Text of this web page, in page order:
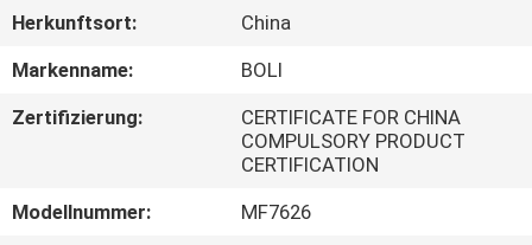
VIDEOS
UNS
WERKSBESICHTIGUNG
Herkunftsort:
China
Markenname:
BOLI
Zertifizierung:
CERTIFICATE FOR CHINA
COMPULSORY PRODUCT
CERTIFICATION
Modellnummer:
MF7626